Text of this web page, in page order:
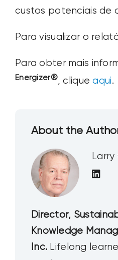
custos potenciais de
Para visualizar o
Para obter mais
Energizer®, cliqueaqui.
About the
Director,
Knowledge
Inc. Lifelong